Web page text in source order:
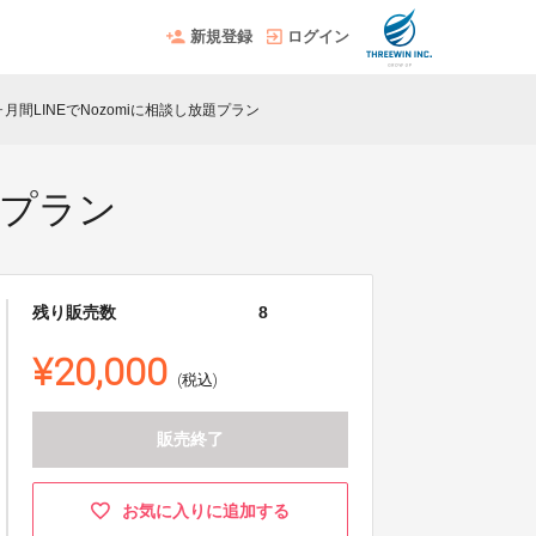
新規登録 ログイン
間LINEでNozomiに相談し放題プラン
ラン
残り販売数 8
¥20,000 (税込)
販売終了
お気に入りに追加する